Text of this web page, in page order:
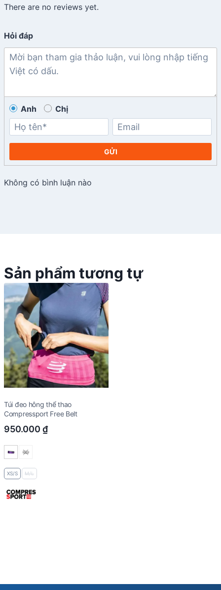
There are no reviews yet.
Hỏi đáp
Anh Chị
GỬI
Không có bình luận nào
Sản phẩm tương tự
Túi đeo hông thể thao
Compressport Free Belt
950.000 ₫
XS/S M/L